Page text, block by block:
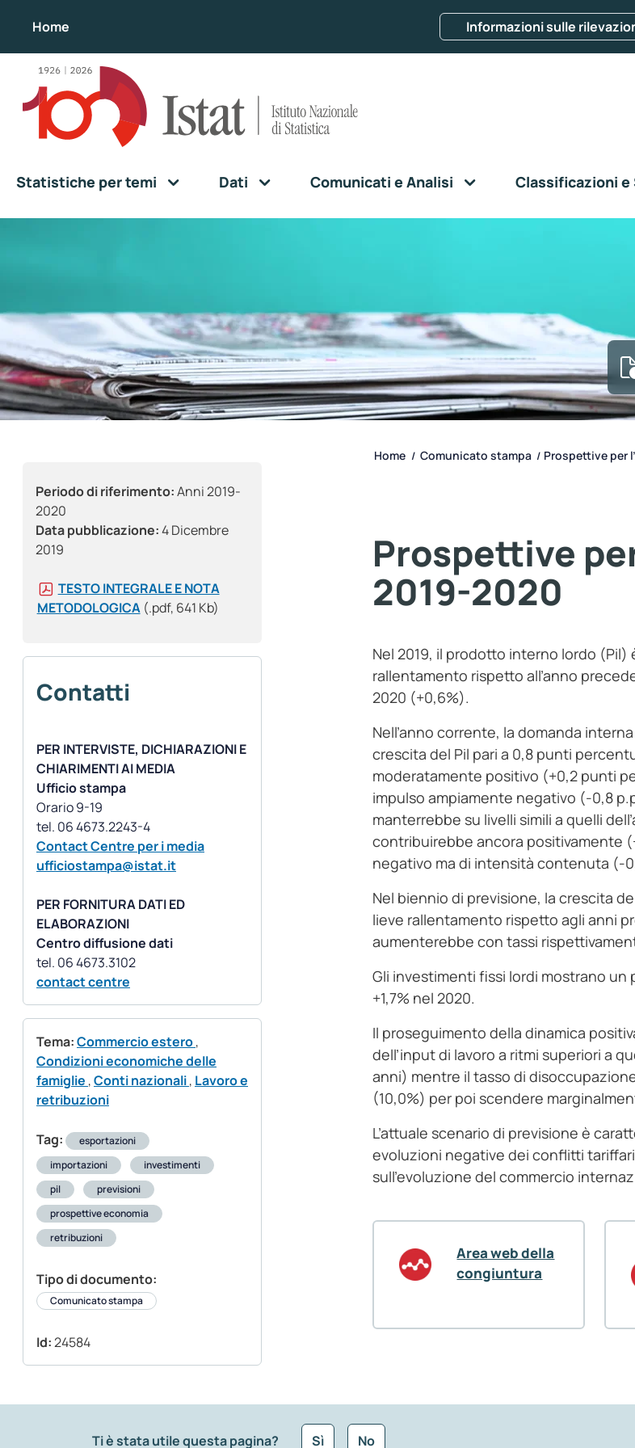
Home Informazioni sulle
Statistiche per temi Dati Comunicati e Analisi Classificazioni
Periodo di riferimento:Anni 2019-
2020
Data pubblicazione:4 Dicembre
2019
TESTO INTEGRALE E NOTA
METODOLOGICA (.pdf, 641 Kb)
Contatti
PER INTERVISTE, DICHIARAZIONI E
CHIARIMENTI AI MEDIA
Ufficio stampa
Orario 9-19
Contact Centre per i media
ufficiostampa@istat.it
PER FORNITURA DATI ED
ELABORAZIONI
Centro diffusione dati
contact centre
Tema:Commercio estero,
Condizioni economiche delle
famiglie ,Conti nazionali, Lavoro e
retribuzioni
Tag:
esportazioni
importazioni
investimenti
pil
previsioni
prospettive economia
retribuzioni
Tipo di documento:
Comunicato stampa
Id:24584
Home / Comunicato stampa / Prospettive per
Prospettive
2019-2020
Nel 2019, il prodotto interno lordo
rallentamento rispetto all’anno
2020 (+0,6%).
Nell’anno corrente, la domanda
crescita del Pil pari a 0,8 punti
moderatamente positivo (+0,2 punti
impulso ampiamente negativo (-0,8
manterrebbe su livelli simili a quelli
contribuirebbe ancora positivamente
negativo ma di intensità contenuta (-
Nel biennio di previsione, la crescita
lieve rallentamento rispetto agli anni
aumenterebbe con tassi
Gli investimenti fissi lordi mostrano un
+1,7% nel 2020.
Il proseguimento della dinamica
dell’input di lavoro a ritmi superiori a
anni) mentre il tasso di
(10,0%) per poi scendere
L’attuale scenario di previsione è
evoluzioni negative dei conflitti
sull’evoluzione del commercio
Area web della
congiuntura
Ti è stata utile questa pagina? Sì No